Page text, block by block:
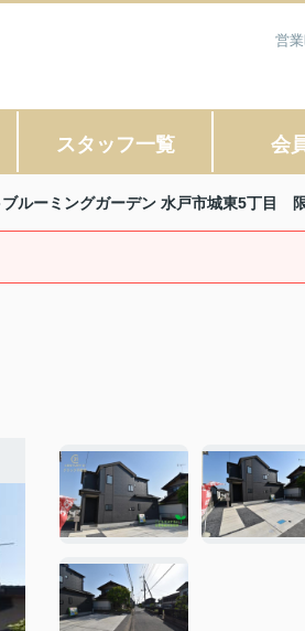
営
スタッフ一覧 会
ブルーミングガーデン 水戸市城東5丁目